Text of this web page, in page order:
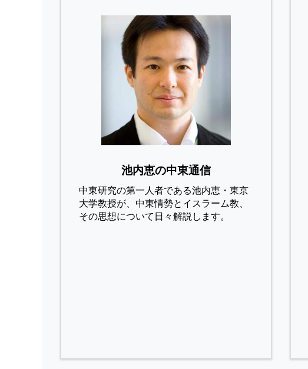
池内恵の中東通信
中東研究の第⼀⼈者である池内恵・東京
⼤学教授が、中東情勢とイスラーム教、
その思想について⽇々解説します。